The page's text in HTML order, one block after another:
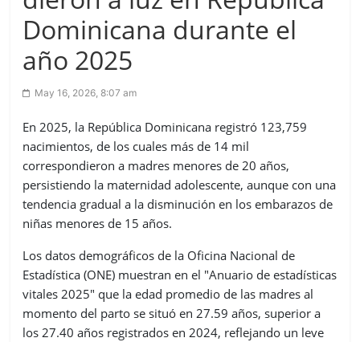
Dominicana durante el
año 2025
May 16, 2026, 8:07 am
En 2025, la República Dominicana registró 123,759
nacimientos, de los cuales más de 14 mil
correspondieron a madres menores de 20 años,
persistiendo la maternidad adolescente, aunque con una
tendencia gradual a la disminución en los embarazos de
niñas menores de 15 años.
Los datos demográficos de la Oficina Nacional de
Estadística (ONE) muestran en el "Anuario de estadísticas
vitales 2025" que la edad promedio de las madres al
momento del parto se situó en 27.59 años, superior a
los 27.40 años registrados en 2024, reflejando un leve